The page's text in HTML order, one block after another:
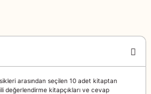
arasından seçilen 10 adet kitaptan
değerlendirme kitapçıkları ve cevap